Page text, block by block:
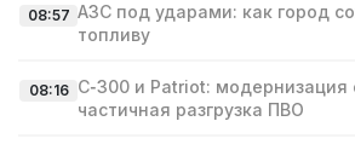
08:57 АЗС под ударами: как город
топливу
08:16 С‑300 и Patriot:
частичная разгрузка ПВО